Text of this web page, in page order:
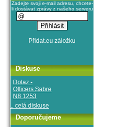
Zadejte svoji e-mail adresu, chcete-
li dostávat zprávy z našeho serveru
Diskuse
Dotaz -
Officers Sabre
N8 1253
.. celá diskuse
Doporučujeme